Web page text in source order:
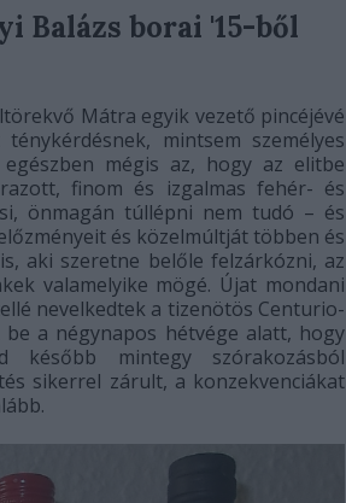
Balázs borai '15-ből
Mátra egyik vezető pincéjévé
mintsem személyes
mégis az, hogy az elitbe
finom és izgalmas fehér- és
önmagán túllépni nem tudó – és
és közelmúltját többen és
aki szeretne belőle felzárkózni, az
valamelyike mögé. Újat mondani
nevelkedtek a tizenötös Centurio-
a négynapos hétvége alatt, hogy
mintegy szórakozásból
sikerrel zárult, a konzekvenciákat